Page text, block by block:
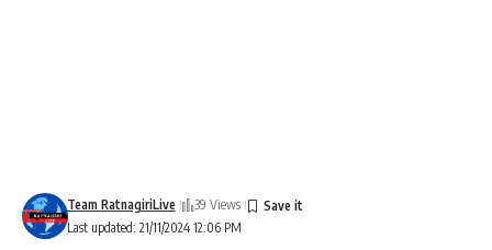
Last updated: 21/11/2024 12:06 PM
Team RatnagiriLive 39 Views